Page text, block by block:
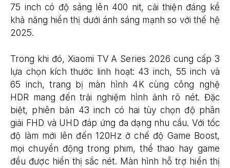
75 inch có độ sáng lên 400 nit, cải thiện đáng kể
khả năng hiển thị dưới ánh sáng mạnh so với thế hệ
2025.
Trong khi đó, Xiaomi TV A Series 2026 cung cấp 3
lựa chọn kích thước linh hoạt: 43 inch, 55 inch và
65 inch, trang bị màn hình 4K cùng công nghệ
HDR mang đến trải nghiệm hình ảnh rõ nét. Đặc
biệt, phiên bản 43 inch có hai tùy chọn độ phân
giải FHD và UHD đáp ứng đa dạng nhu cầu. Với tốc
độ làm mới lên đến 120Hz ở chế độ Game Boost,
mọi chuyển động trong phim, thể thao hay game
đều được hiển thị sắc nét. Màn hình hỗ trợ hiển thị